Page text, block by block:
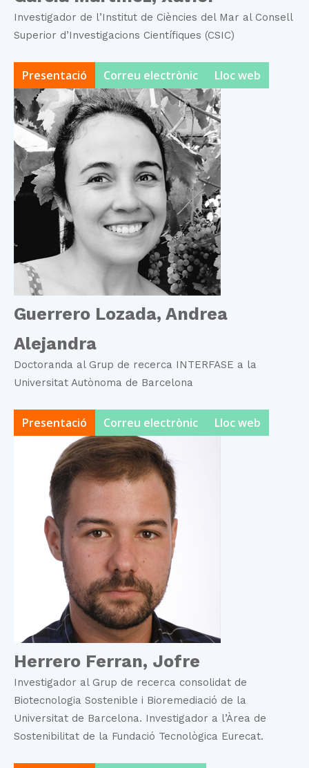
Investigador de l’Institut de Ciències del Mar al Consell
Superior d’Investigacions Científiques (CSIC)
Presentació Correu electrònic Lloc web
Guerrero Lozada, Andrea
Alejandra
Doctoranda al Grup de recerca INTERFASE a la
Universitat Autònoma de Barcelona
Presentació Correu electrònic Lloc web
Herrero Ferran, Jofre
Investigador al Grup de recerca consolidat de
Biotecnologia Sostenible i Bioremediació de la
Universitat de Barcelona. Investigador a l’Àrea de
Sostenibilitat de la Fundació Tecnològica Eurecat.